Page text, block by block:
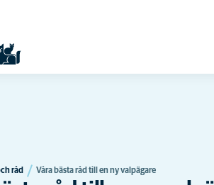
råd Våra bästa råd till en ny valpägare